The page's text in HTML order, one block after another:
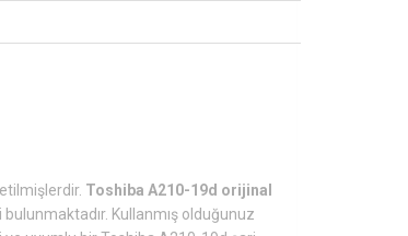
Toshiba A210-19d orijinal
Kullanmış olduğunuz